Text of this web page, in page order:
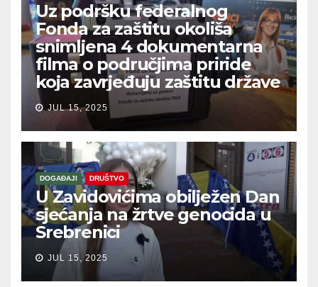
Uz podršku federalnog
Fonda za zaštitu okoliša
snimljena 4 dokumentarna
filma o područjima priride
koja zavrjeđuju zaštitu države
JUL 15, 2025
DOGAĐAJI DRUŠTVO
U Zavidovićima obilježen Dan
sjećanja na žrtve genocida u
Srebrenici
JUL 15, 2025